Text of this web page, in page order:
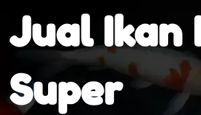
Jual Ikan
Super